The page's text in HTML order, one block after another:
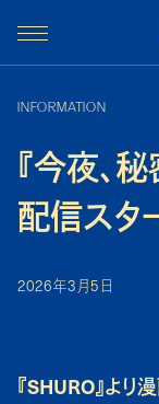
INFORMATION
『今夜、
配信スタ
2026年3月5日
『SHURO』より